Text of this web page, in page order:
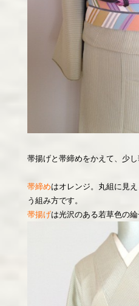
帯揚げと帯締めをかえて、少し
帯締めはオレンジ。丸組に見
う組み方です。
帯揚げは光沢のある若草色の綸